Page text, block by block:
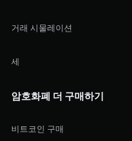
거래 시물레이션
세
암호화폐 더 구매하기
비트코인 구매